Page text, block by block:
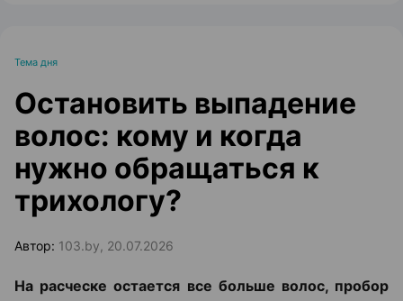
Тема дня
Остановить выпадение
волос: кому и когда
нужно обращаться к
трихологу?
Автор: 103.by, 20.07.2026
На расческе остается все больше волос, пробор